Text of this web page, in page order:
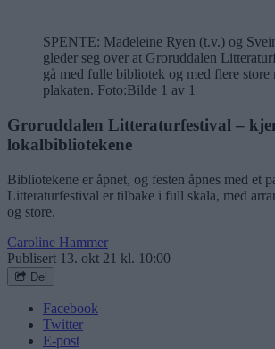
SPENTE: Madeleine Ryen (t.v.) og
gleder seg over at Groruddalen
gå med fulle bibliotek og med flere store
plakaten. Foto:Bilde 1 av 1
Groruddalen Litteraturfestival –
lokalbibliotekene
Bibliotekene er åpnet, og festen åpnes med et
Litteraturfestival er tilbake i full skala, med
og store.
Caroline Hammer
Publisert 13. okt 21 kl. 10:00
Del
Facebook
Twitter
E-post